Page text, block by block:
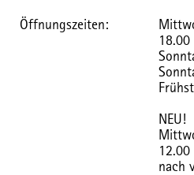
Öffnungszeiten:
NEU!
nach